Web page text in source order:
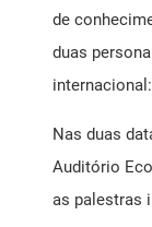
de
duas
Nas duas
Auditório
as palestras